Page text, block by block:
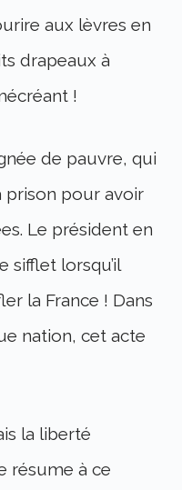
aux lèvres en
drapeaux à
!
de pauvre, qui
prison pour avoir
Le président en
sifflet lorsqu’il
la France ! Dans
nation, cet acte
la liberté
résume à ce